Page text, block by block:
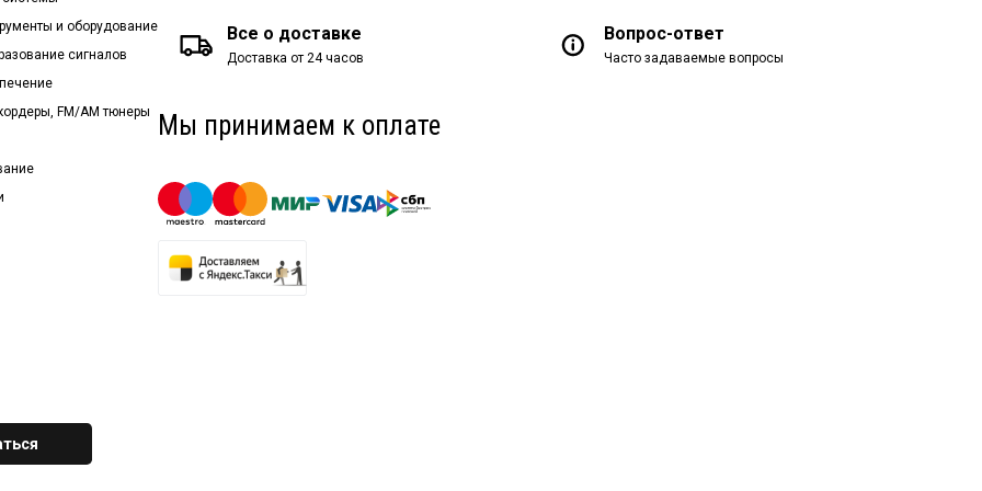
и оборудование
сигналов
FM/AM тюнеры
Все о доставке
Доставка от 24 часов
Вопрос-ответ
Часто задаваемые вопросы
Мы принимаем к оплате